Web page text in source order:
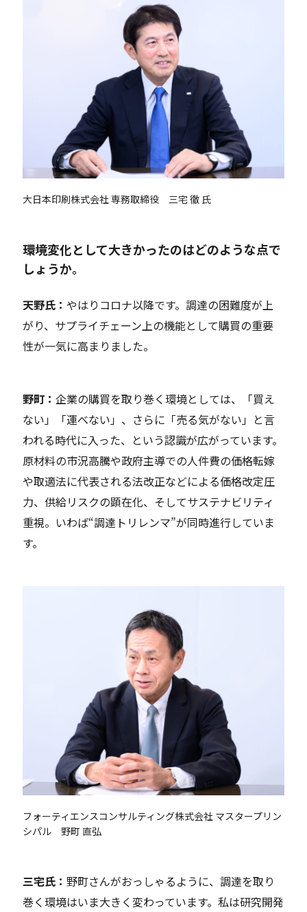
大日本印刷株式会社 専務取締役 三宅 徹 氏
――環境変化として大きかったのはどのような点で
しょうか。
天野氏：やはりコロナ以降です。調達の困難度が上
がり、サプライチェーン上の機能として購買の重要
性が一気に高まり ました。
野町：企業の購買を取り巻く環境としては、「買え
ない」「運べない」、さらに「売る気がない」と言
われる時代に入った、という認識が広がっています。
原材料の市況高騰や政府主導での人件費の価格転嫁
や取適法に代表される法改正などによる価格改定圧
力、供給リスクの顕在化、そしてサステナビリティ
重視。いわば“調達トリレンマ”が同時進行していま
す。
フォーティエンスコンサルティング株式会社 マスタープリン
シパル 野町 直弘
三宅氏：野町さんがおっしゃるように、調達を取り
巻く環境はいま大きく変わっています。私は研究開発